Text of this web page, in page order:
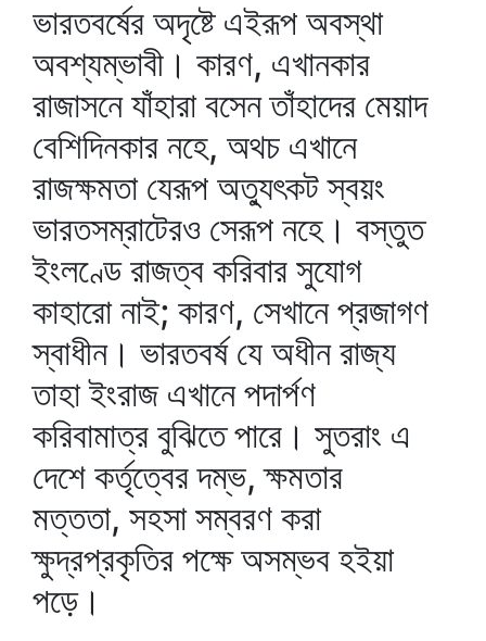
ভারতবর্ষের অদৃষ্টে এইরূপ অবস্থা
অবশ্যম্ভাবী। কারণ, এখানকার
রাজাসনে যাঁহারা বসেন তাঁহাদের মেয়াদ
বেশিদিনকার নহে, অথচ এখানে
রাজক্ষমতা যেরূপ অত্যুৎকট স্বয়ং
ভারতসম্রাটেরও সেরূপ নহে। বস্তুত
ইংলণ্ডে রাজত্ব করিবার সুযোগ
কাহারো নাই; কারণ, সেখানে প্রজাগণ
স্বাধীন। ভারতবর্ষ যে অধীন রাজ্য
তাহা ইংরাজ এখানে পদার্পণ
করিবামাত্র বুঝিতে পারে। সুতরাং এ
দেশে কর্তৃত্বের দম্ভ, ক্ষমতার
মত্ততা, সহসা সম্বরণ করা
ক্ষুদ্রপ্রকৃতির পক্ষে অসম্ভব হইয়া
পড়ে।